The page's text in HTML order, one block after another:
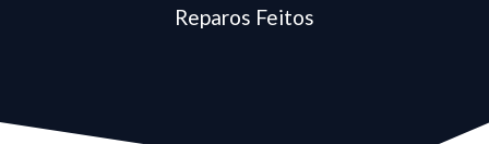
Reparos Feitos